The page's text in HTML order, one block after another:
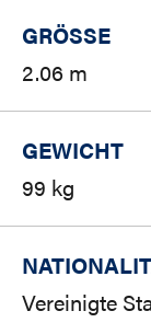
GRÖSSE
2.06 m
GEWICHT
99 kg
Vereinigte